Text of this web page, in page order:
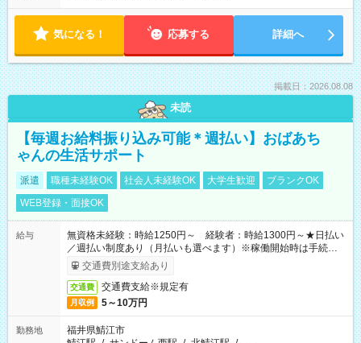
気になる！ 応募する 詳細へ
掲載日：2026.08.08
未読
【毎週お給料振り込み可能＊週払い】おばあち
ゃんの生活サポート
派遣 職種未経験OK 社会人未経験OK 大学生歓迎
ブランクOK
WEB登録・面接OK
給与
無資格未経験：時給1250円～ 経験者：時給1300円～★日払い
／週払い制度あり（月払いも選べます）※稼働開始時は手続き完
了次第のお支払いとなります。
交通費別途支給あり
交通費 交通費支給※規定有
月収例 5～10万円
勤務地
福井県鯖江市